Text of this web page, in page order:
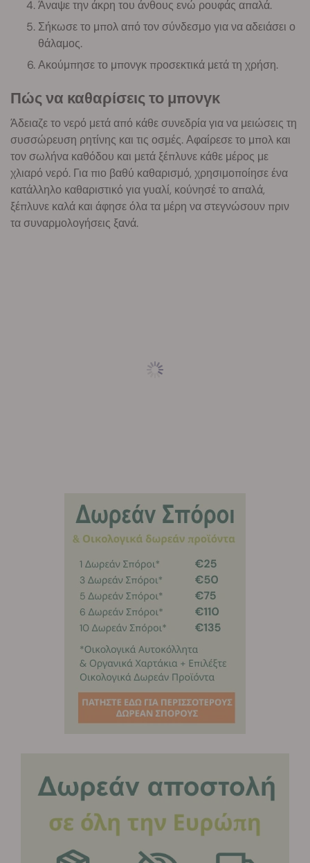
Άναψε την άκρη του άνθους ενώ ρουφάς απαλά.
Σήκωσε το μπολ από τον σύνδεσμο για να αδειάσει ο
θάλαμος.
Ακούμπησε το μπονγκ προσεκτικά μετά τη χρήση.
Πώς να καθαρίσεις το μπονγκ
Άδειαζε το νερό μετά από κάθε συνεδρία για να μειώσεις τη
συσσώρευση ρητίνης και τις οσμές. Αφαίρεσε το μπολ και
τον σωλήνα καθόδου και μετά ξέπλυνε κάθε μέρος με
χλιαρό νερό. Για πιο βαθύ καθαρισμό, χρησιμοποίησε ένα
κατάλληλο καθαριστικό για γυαλί, κούνησέ το απαλά,
ξέπλυνε καλά και άφησε όλα τα μέρη να στεγνώσουν πριν
τα συναρμολογήσεις ξανά.